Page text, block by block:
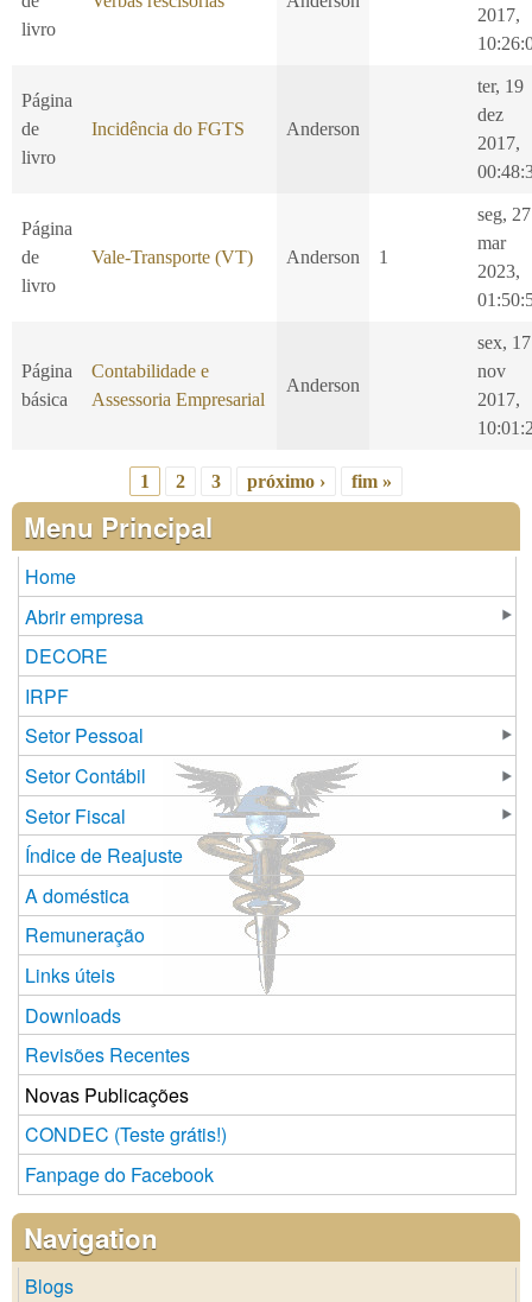
livro
2017,
Página
de
livro
Incidência do FGTS Anderson
ter, 19
dez
2017,
Página
de
livro
Vale-Transporte (VT) Anderson 1
seg, 27
mar
2023,
Página
básica
Contabilidade e
Assessoria Empresarial
Anderson
sex, 17
nov
2017,
Páginas
1 2 3 próximo › fim »
Menu Principal
Home
Abrir empresa
DECORE
IRPF
Setor Pessoal
Setor Contábil
Setor Fiscal
Índice de Reajuste
A doméstica
Remuneração
Links úteis
Downloads
Revisões Recentes
Novas Publicações
CONDEC (Teste grátis!)
Fanpage do Facebook
Navigation
Blogs